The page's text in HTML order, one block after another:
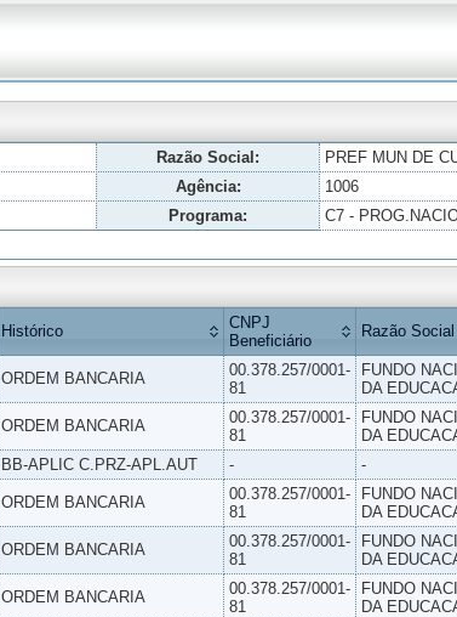
Razão Social:
PREF MUN DE
Agência:
1006
Programa:
C7 -
Histórico
CNPJ
Beneficiário
Razão Social
ORDEM BANCARIA
00.378.257/0001-
81
FUNDO
DA
ORDEM BANCARIA
00.378.257/0001-
81
FUNDO
DA
BB-APLIC C.PRZ-APL.AUT - -
ORDEM BANCARIA
00.378.257/0001-
81
FUNDO
DA
ORDEM BANCARIA
00.378.257/0001-
81
FUNDO
DA
ORDEM BANCARIA
00.378.257/0001-
81
FUNDO
DA